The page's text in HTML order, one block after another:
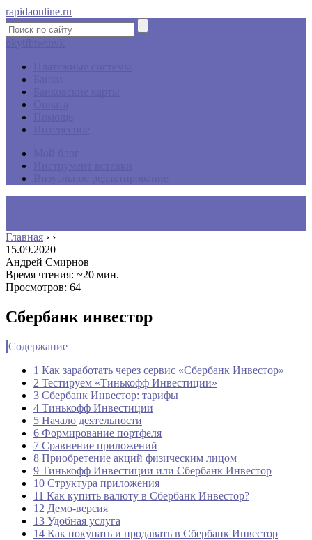
rapidaonline.ru
Главная › ›
15.09.2020
Андрей Смирнов
Время чтения: ~20 мин.
Просмотров: 64
Сбербанк инвестор
Содержание
1 Как заработать через сервис «Сбербанк Инвестор»
2 Тестируем «Тинькофф Инвестиции»
3 Сбербанк Инвестор: тарифы
4 Тинькофф Инвестиции
5 Начало деятельности
6 Формирование портфеля
7 Сравнение приложений
8 Приобретение акций физическим лицом
9 Тинькофф Инвестиции или Сбербанк Инвестор
10 Структура приложения
11 Как купить валюту в Сбербанк Инвестор?
12 Демо-версия
13 Удобная услуга
14 Как покупать и продавать в Сбербанк Инвестор